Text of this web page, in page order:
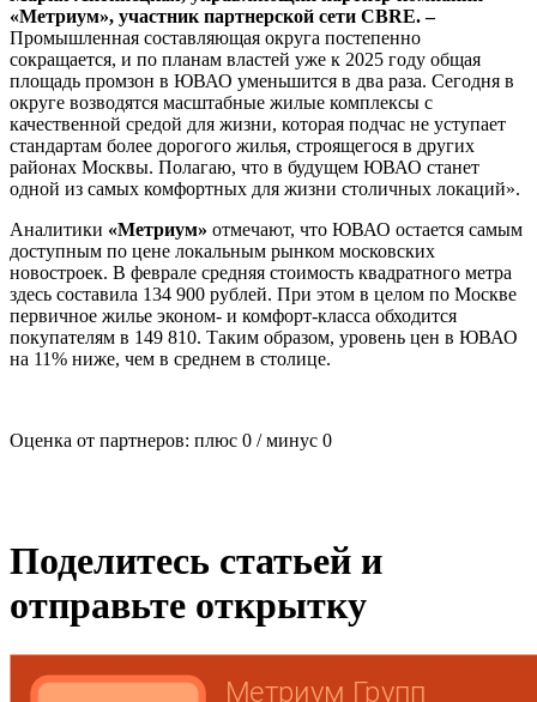
«Метриум», участник партнерской сети CBRE. –
Промышленная составляющая округа постепенно
сокращается, и по планам властей уже к 2025 году общая
площадь промзон в ЮВАО уменьшится в два раза. Сегодня в
округе возводятся масштабные жилые комплексы с
качественной средой для жизни, которая подчас не уступает
стандартам более дорогого жилья, строящегося в других
районах Москвы. Полагаю, что в будущем ЮВАО станет
одной из самых комфортных для жизни столичных локаций».
Аналитики «Метриум» отмечают, что ЮВАО остается самым
доступным по цене локальным рынком московских
новостроек. В феврале средняя стоимость квадратного метра
здесь составила 134 900 рублей. При этом в целом по Москве
первичное жилье эконом- и комфорт-класса обходится
покупателям в 149 810. Таким образом, уровень цен в ЮВАО
на 11% ниже, чем в среднем в столице.
Оценка от партнеров: плюс 0 / минус 0
Поделитесь статьей и
отправьте открытку